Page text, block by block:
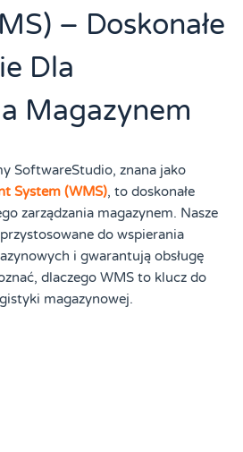
– Doskonałe
Dla
Magazynem
SoftwareStudio, znana jako
System (WMS), to doskonałe
zarządzania magazynem. Nasze
do wspierania
i gwarantują obsługę
dlaczego WMS to klucz do
magazynowej.